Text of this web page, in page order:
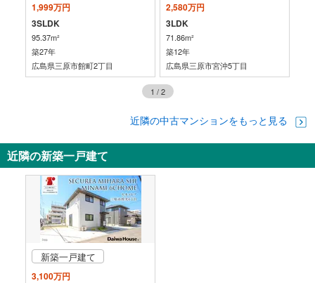
［新幹線］
《多機能トイレ》
・改札内
［在来線］
《多機能トイレ》
・改札内
1,999万円
3SLDK
95.37m²
築27年
広島県三原市館町2丁目
2,580万円
3LDK
71.86m²
築12年
広島県三原市宮沖5丁目
1 /2
近隣の中古マンションをもっと見る
近隣の新築一戸建て
新築一戸建て
3,100万円